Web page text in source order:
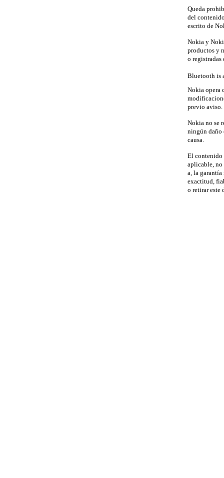
Queda
del
escrito de
Nokia y
productos y
o registradas
Bluetooth is
Nokia opera
previo aviso.
Nokia no se
ningún daño
causa.
El contenido
aplicable, no
a, la
exactitud,
o retirar este